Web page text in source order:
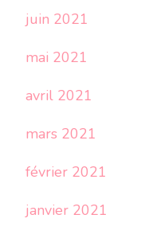
juin 2021
mai 2021
avril 2021
mars 2021
février 2021
janvier 2021